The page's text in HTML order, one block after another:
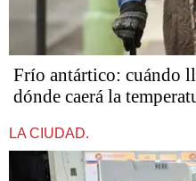
Frío antártico: cuándo
dónde caerá la
LA CIUDAD.